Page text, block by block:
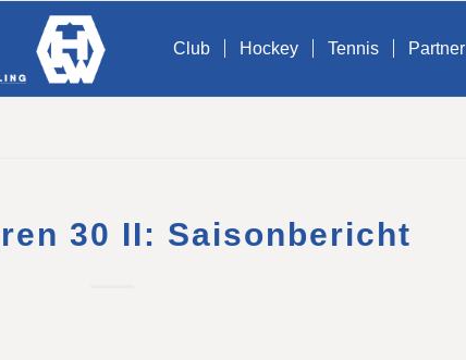
Club Hockey Tennis Partner
30 II: Saisonbericht